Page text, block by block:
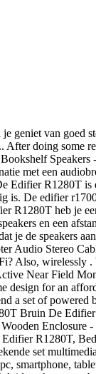
with their midrange and high frequency performances, though the same cannot be said about the Edifier’s lower priced model, the R1280T. Edifier R1280T Powered Bookshelf Speakers - 2.0 Active Near Field Monitors - Studio Monitor Speaker - Wooden Enclosure - 42 Watts RMS 4.8 out of 5 stars 33 £89.69 £ 89 . Pc-speakers Pc-audio online kopen. The Edifier R1280DB comes equipped with 13 mm silk dome tweeters and 116 midrange/bass units. De R1280T van Edifier is een actieve 2-weg near-field monitorluidspreker met handige features en een uitstekende geluidskwaliteit. Edifier Studio R1280T Brown productervaring door Foritain In deze review lichten we twee 2.0 speakersets uit van Edifier. RCA/AUX, Bluetooth, Optisch, en Coaxiale Verbinding. Kies uit een 2.0 speakercombo of een 2.1